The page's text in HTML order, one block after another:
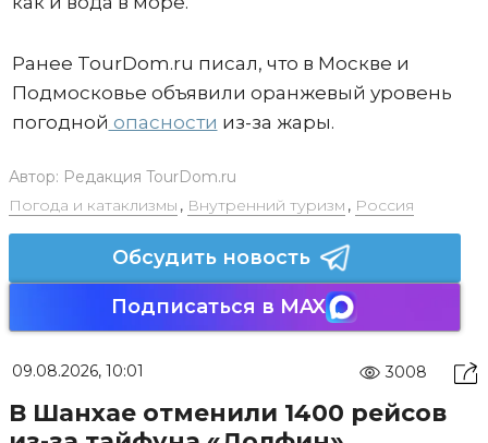
Ранее TourDom.ru писал, что в Москве и
Подмосковье объявили оранжевый уровень
погодной опасности из-за жары.
Автор: Редакция TourDom.ru
Погода и катаклизмы , Внутренний туризм , Россия
Обсудить новость
Подписаться в MAX
09.08.2026, 10:01 3008
В Шанхае отменили 1400 рейсов